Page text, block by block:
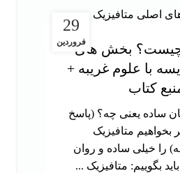
29
فروردینچیست؟ بخش های
با علوم غریبه +
کتاب
ساده یعنی چه؟ (پاسخ
بخواهیم متافیزیک
را خیلی ساده و روان
بگوییم: متافیزیک ...